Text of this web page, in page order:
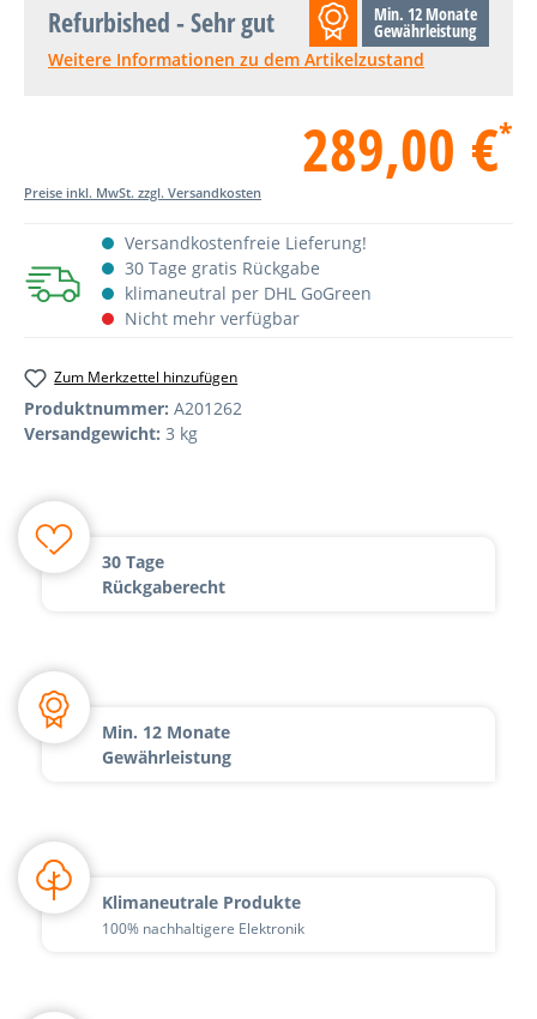
Refurbished - Sehr gut Min. 12 Monate
Gewährleistung
Weitere Informationen zu dem Artikelzustand
289,00 €*
Preise inkl. MwSt. zzgl. Versandkosten
Versandkostenfreie Lieferung!
30 Tage gratis Rückgabe
klimaneutral per DHL GoGreen
Nicht mehr verfügbar
Zum Merkzettel hinzufügen
Produktnummer: A201262
Versandgewicht: 3 kg
30 Tage
Rückgaberecht
Min. 12 Monate
Gewährleistung
Klimaneutrale Produkte
100% nachhaltigere Elektronik